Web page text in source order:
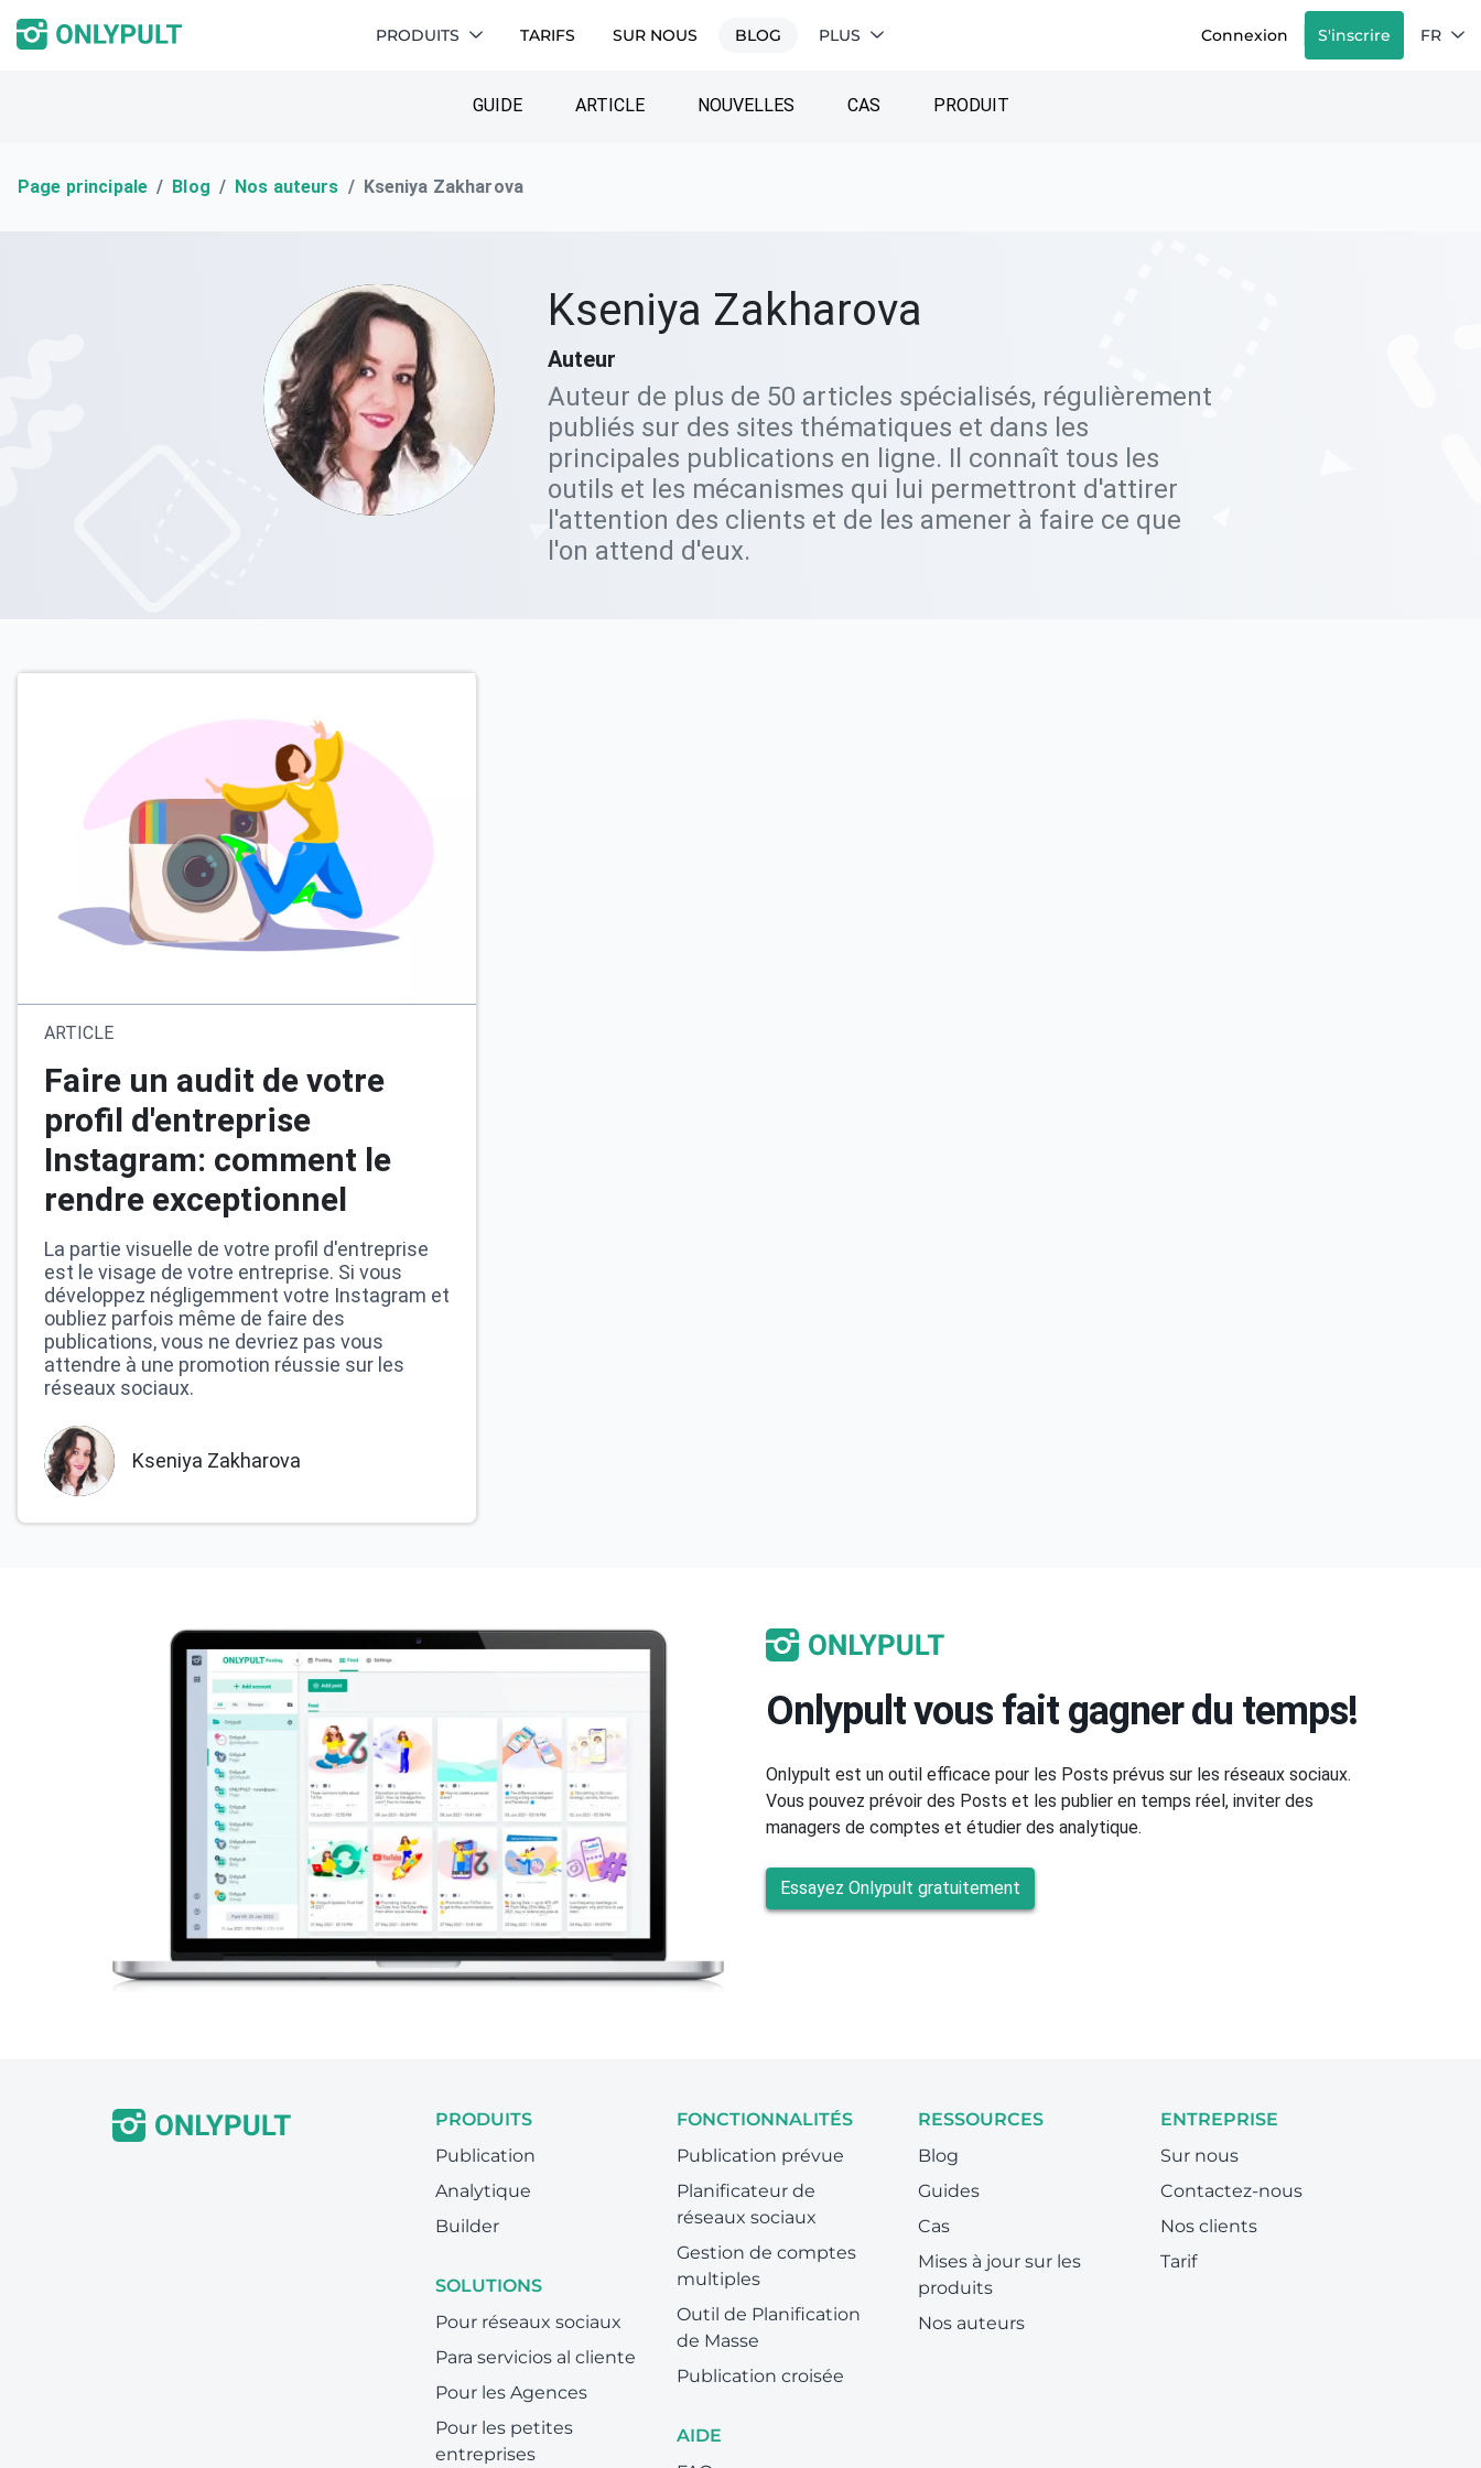
PRODUITS TARIFS SUR NOUS BLOG PLUS Connexion S'inscrire FR
GUIDE ARTICLE NOUVELLES CAS PRODUIT
Page principale Blog Nos auteurs Kseniya Zakharova
Kseniya Zakharova
Auteur
Auteur de plus de 50 articles spécialisés, régulièrement
publiés sur des sites thématiques et dans les
principales publications en ligne. Il connaît tous les
outils et les mécanismes qui lui permettront d'attirer
l'attention des clients et de les amener à faire ce que
l'on attend d'eux.
ARTICLE
Faire un audit de votre
profil d'entreprise
Instagram: comment le
rendre exceptionnel
La partie visuelle de votre profil d'entreprise
est le visage de votre entreprise. Si vous
développez négligemment votre Instagram et
oubliez parfois même de faire des
publications, vous ne devriez pas vous
attendre à une promotion réussie sur les
réseaux sociaux.
Kseniya Zakharova
Onlypult vous fait gagner du temps!
Onlypult est un outil efficace pour les Posts prévus sur les réseaux sociaux.
Vous pouvez prévoir des Posts et les publier en temps réel, inviter des
managers de comptes et étudier des analytique.
Essayez Onlypult gratuitement
PRODUITS
Publication
Analytique
Builder
SOLUTIONS
Pour réseaux sociaux
Para servicios al cliente
Pour les Agences
Pour les petites
entreprises
FONCTIONNALITÉS
Publication prévue
Planificateur de
réseaux sociaux
Gestion de comptes
multiples
Outil de Planification
de Masse
Publication croisée
AIDE
RESSOURCES
Blog
Guides
Cas
Mises à jour sur les
produits
Nos auteurs
ENTREPRISE
Sur nous
Contactez-nous
Nos clients
Tarif